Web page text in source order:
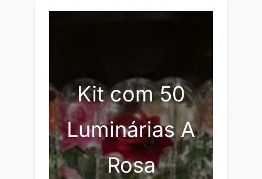
Kit com 50
Luminárias A
Rosa